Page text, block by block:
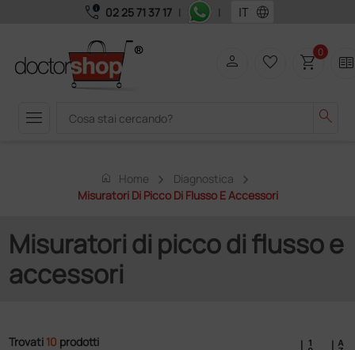
call_quality 02 25 71 37 17 | | language
menu search
person favorite_border shopping_cart0 two_pager
home Home
Diagnostica
Misuratori Di Picco Di Flusso E Accessori
Misuratori di picco di flusso e
accessori
Trovati 10 prodotti